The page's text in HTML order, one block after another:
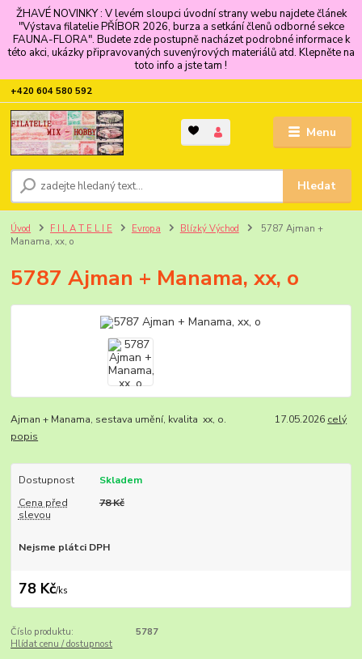
ŽHAVÉ NOVINKY : V levém sloupci úvodní strany webu najdete článek
"Výstava filatelie PŘÍBOR 2026, burza a setkání členů odborné sekce
FAUNA-FLORA". Budete zde postupně nacházet podrobné informace k
této akci, ukázky připravovaných suvenýrových materiálů atd. Klepněte na
toto info a jste tam !
Menu
Hledat
+420 604 580 592
Úvod F I L A T E L I E Evropa Blízký Východ
5787 Ajman +
Manama, xx, o
5787 Ajman + Manama, xx, o
Ajman + Manama, sestava umění, kvalita xx, o. 17.05.2026 celý
popis
Dostupnost
Skladem
Cena před
slevou
78 Kč
Nejsme plátci DPH
78 Kč/ks
Číslo produktu:
5787
Hlídat cenu / dostupnost